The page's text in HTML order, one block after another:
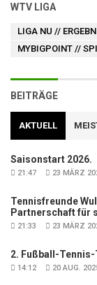
WTV LIGA
LIGA NU //
MYBIGPOINT //
BEITRÄGE
AKTUELL
Saisonstart 2026.
21:47 23 MÄRZ
Tennisfreunde
Partnerschaft für
21:33 23 MÄRZ
2. Fußball-
14:12 20 AUG.